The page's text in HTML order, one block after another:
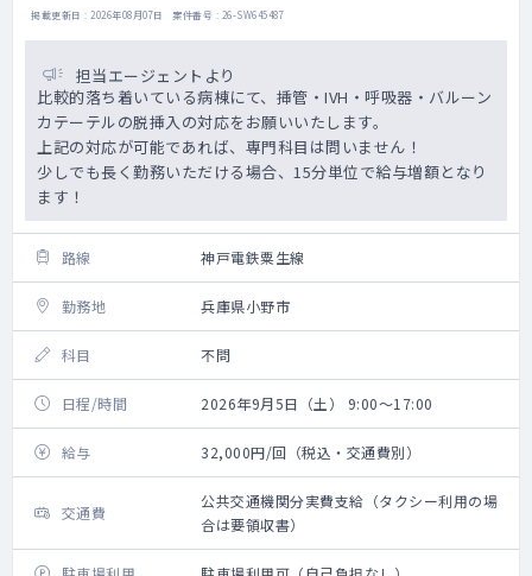
掲載更新日 : 2026年08月07日 案件番号 : 26-SW645487
担当エージェントより
比較的落ち着いている病棟にて、挿管・IVH・呼吸器・バルーン
カテーテルの脱挿入の対応をお願いいたします。
上記の対応が可能であれば、専門科目は問いません！
少しでも長く勤務いただける場合、15分単位で給与増額となり
ます！
路線 神戸電鉄粟生線
勤務地 兵庫県小野市
科目 不問
日程/時間 2026年9月5日（土） 9:00～17:00
給与 32,000円/回（税込・交通費別）
交通費
公共交通機関分実費支給（タクシー利用の場
合は要領収書）